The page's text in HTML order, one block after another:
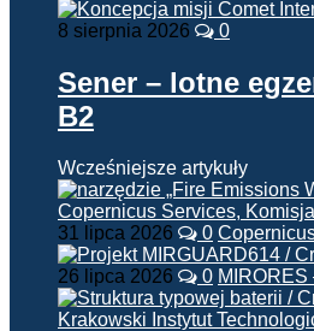
8 sierpnia 2026 0
Sener – lotne
B2
Wcześniejsze artykuły
31 lipca 2026 0
26 lipca 2026 0